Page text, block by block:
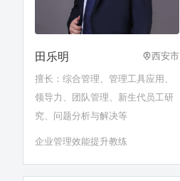
田乐明 西安市
擅长：综合管理、管理工具应用、
领导力、团队管理、新生代员工研
究、问题分析与解决等
企业管理效能提升教练